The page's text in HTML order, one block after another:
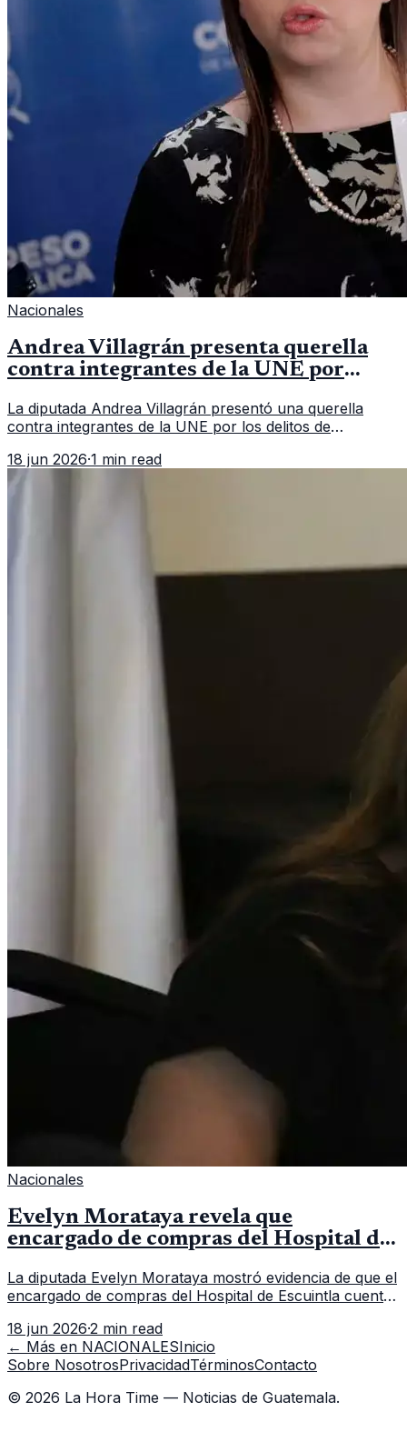
Nacionales
Andrea Villagrán presenta querella
contra integrantes de la UNE por
La diputada Andrea Villagrán presentó una querella
contra integrantes de la UNE por los delitos de
18 jun 2026·1 min read
Nacionales
Evelyn Morataya revela que
encargado de compras del Hospital de
La diputada Evelyn Morataya mostró evidencia de que el
encargado de compras del Hospital de Escuintla cuenta
capacitación en la capital.
18 jun 2026·2 min read
← Más en NACIONALESInicio
Sobre NosotrosPrivacidadTérminosContacto
© 2026 La Hora Time — Noticias de Guatemala.